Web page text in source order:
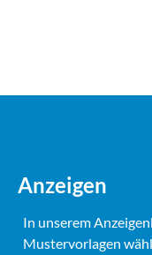
Anzeigen
In unserem
Mustervorlagen